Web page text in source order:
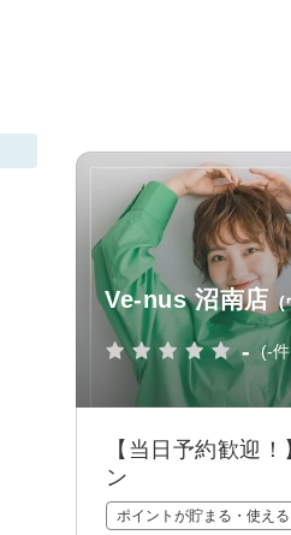
Ve-nus 沼南店 (
- (-
【当日予約歓迎
ン
ポイントが貯まる・使える